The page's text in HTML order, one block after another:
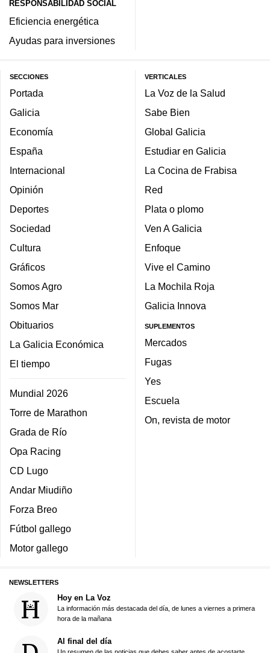
RESPONSABILIDAD SOCIAL
Eficiencia energética
Ayudas para inversiones
SECCIONES
Portada
Galicia
Economía
España
Internacional
Opinión
Deportes
Sociedad
Cultura
Gráficos
Somos Agro
Somos Mar
Obituarios
La Galicia Económica
El tiempo
Mundial 2026
Torre de Marathon
Grada de Río
Opa Racing
CD Lugo
Andar Miudiño
Forza Breo
Fútbol gallego
Motor gallego
VERTICALES
La Voz de la Salud
Sabe Bien
Global Galicia
Estudiar en Galicia
La Cocina de Frabisa
Red
Plata o plomo
Ven A Galicia
Enfoque
Vive el Camino
La Mochila Roja
Galicia Innova
SUPLEMENTOS
Mercados
Fugas
Yes
Escuela
On, revista de motor
NEWSLETTERS
Hoy en La Voz
La información más destacada del día, de lunes a viernes a primera
hora de la mañana
Al final del día